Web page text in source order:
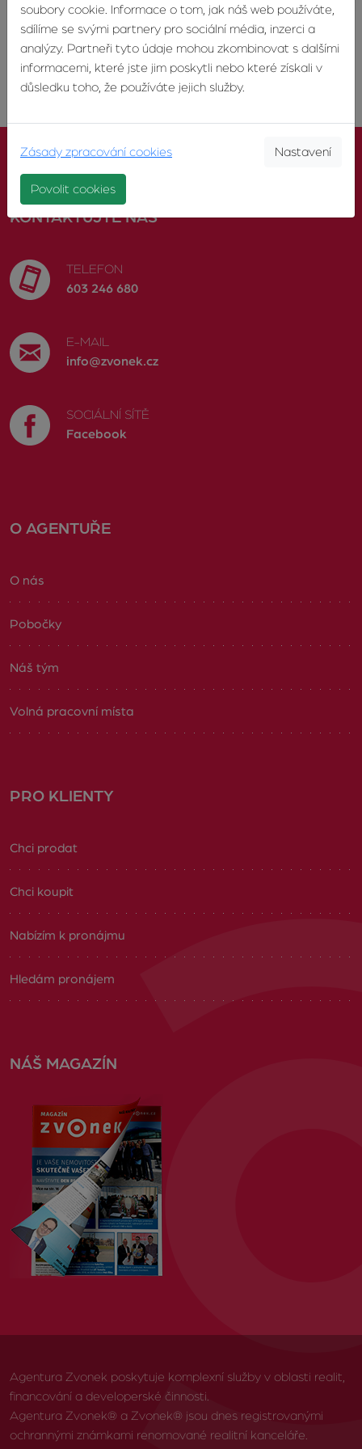
< 1 3 4 5 6 7
KONTAKTUJTE NÁS
TELEFON
603 246 680
E-MAIL
info@zvonek.cz
SOCIÁLNÍ SÍTĚ
Facebook
O AGENTUŘE
O nás
Pobočky
Náš tým
Volná pracovní místa
PRO KLIENTY
Chci prodat
Chci koupit
Nabízím k pronájmu
Hledám pronájem
NÁŠ MAGAZÍN
Agentura Zvonek poskytuje komplexní služby v oblasti realit,
financování a developerské činnosti.
Agentura Zvonek® a Zvonek® jsou dnes registrovanými
ochrannými známkami renomované realitní kanceláře.
soubory cookie. Informace o tom, jak náš web používáte,
sdílíme se svými partnery pro sociální média, inzerci a
analýzy. Partneři tyto údaje mohou zkombinovat s dalšími
informacemi, které jste jim poskytli nebo které získali v
důsledku toho, že používáte jejich služby.
Zásady zpracování cookies Nastavení
Povolit cookies